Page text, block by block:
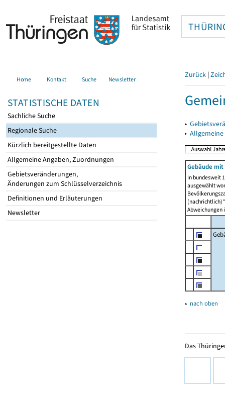
Home Kontakt Suche Newsletter
STATISTISCHE DATEN
Sachliche Suche
Regionale Suche
Kürzlich bereitgestellte Daten
Allgemeine Angaben, Zuordnungen
Gebietsveränderungen,
Änderungen zum Schlüsselverzeichnis
Definitionen und Erläuterungen
Newsletter
Zurück |
▸
▸
Gebäude
In bundesweit
ausgewählt
Abweichungen
▴ nach oben
Das